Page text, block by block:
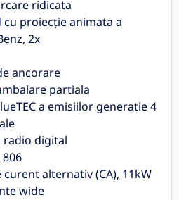
ridicata
proiecție animata a
2x
ancorare
partiala
a emisiilor generatie 4
radio digital
alternativ (CA), 11kW
wide